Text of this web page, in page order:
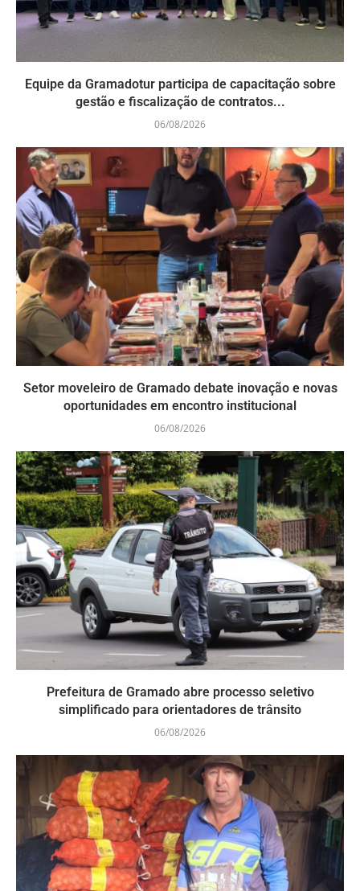
Equipe da Gramadotur participa de capacitação sobre
gestão e fiscalização de contratos...
06/08/2026
Setor moveleiro de Gramado debate inovação e novas
oportunidades em encontro institucional
06/08/2026
Prefeitura de Gramado abre processo seletivo
simplificado para orientadores de trânsito
06/08/2026